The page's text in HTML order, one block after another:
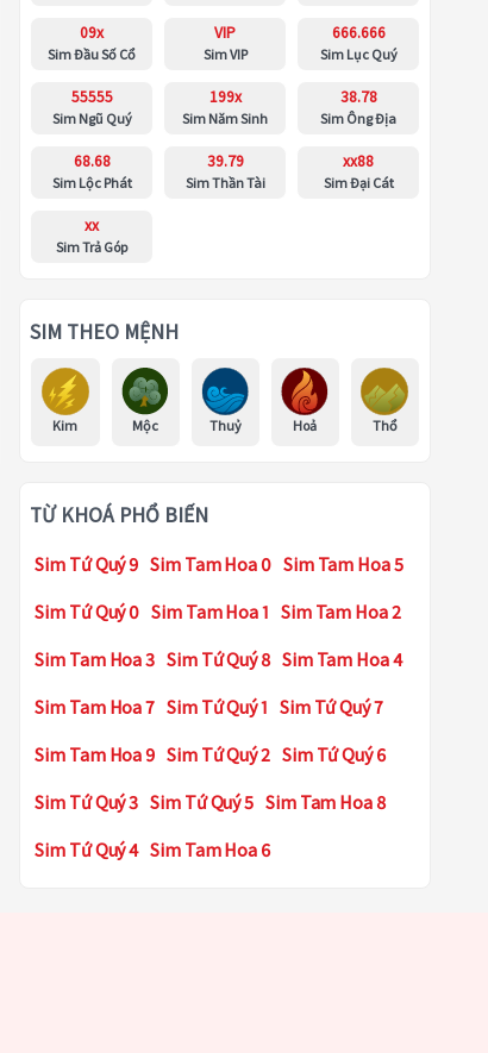
09x
Sim Đầu Số Cổ
VIP
Sim VIP
666.666
Sim Lục Quý
55555
Sim Ngũ Quý
199x
Sim Năm Sinh
38.78
Sim Ông Địa
68.68
Sim Lộc Phát
39.79
Sim Thần Tài
xx88
Sim Đại Cát
xx
Sim Trả Góp
SIM THEO MỆNH
Kim Mộc Thuỷ Hoả Thổ
TỪ KHOÁ PHỔ BIẾN
Sim Tứ Quý 9 Sim Tam Hoa 0 Sim Tam Hoa 5
Sim Tứ Quý 0 Sim Tam Hoa 1 Sim Tam Hoa 2
Sim Tam Hoa 3 Sim Tứ Quý 8 Sim Tam Hoa 4
Sim Tam Hoa 7 Sim Tứ Quý 1 Sim Tứ Quý 7
Sim Tam Hoa 9 Sim Tứ Quý 2 Sim Tứ Quý 6
Sim Tứ Quý 3 Sim Tứ Quý 5 Sim Tam Hoa 8
Sim Tứ Quý 4 Sim Tam Hoa 6